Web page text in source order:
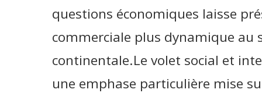
questions économiques laisse
commerciale plus dynamique au
continentale.Le volet social et
une emphase particulière mise